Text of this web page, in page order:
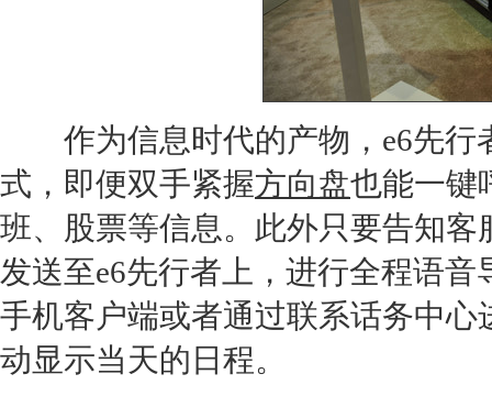
作为信息时代的产物，e6先行
式，即便双手紧握方向盘也能一键
班、股票等信息。此外只要告知
发送至e6先行者上，进行全程语
手机客户端或者通过联系话务中
动显示当天的日程。